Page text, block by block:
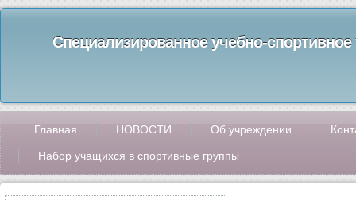
Специализированное учебно-
Главная НОВОСТИ Об учреждении
Набор учащихся в спортивные группы